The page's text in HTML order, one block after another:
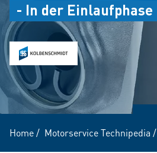
- In der Einlaufphase
Home/ Motorservice Technipedia /